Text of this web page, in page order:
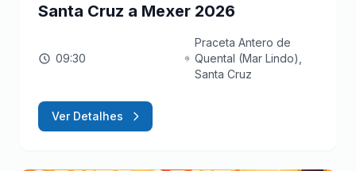
Santa Cruz a Mexer 2026
09:30
Praceta Antero de
Quental (Mar Lindo),
Santa Cruz
Ver Detalhes